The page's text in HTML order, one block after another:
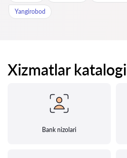
Yangirobod
Xizmatlar katalogi
Bank nizolari